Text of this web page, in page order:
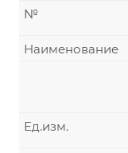
№
Наименование
Ед.изм.